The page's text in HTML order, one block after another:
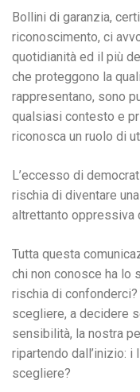
Bollini di garanzia,
riconoscimento, ci
quotidianità ed il più
che proteggono la
rappresentano, sono
qualsiasi contesto e
riconosca un ruolo di
L’eccesso di
rischia di diventare
altrettanto oppressiva
Tutta questa
chi non conosce ha lo
rischia di
scegliere, a decidere
sensibilità, la nostra
ripartendo dall’inizio:
scegliere?